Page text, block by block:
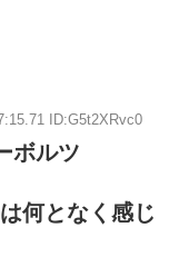
ID:G5t2XRvc0
ボルツ
何となく感じ